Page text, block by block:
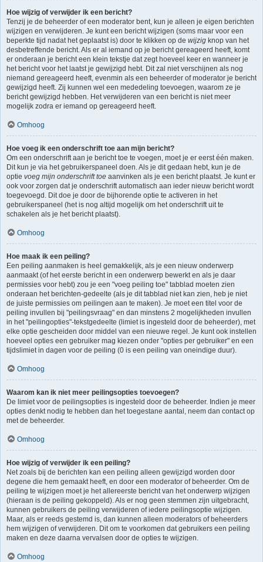
Hoe wijzig of verwijder ik een bericht?
Tenzij je de beheerder of een moderator bent, kun je alleen je eigen berichten
wijzigen en verwijderen. Je kunt een bericht wijzigen (soms maar voor een
beperkte tijd nadat het geplaatst is) door te klikken op de wijzig knop van het
desbetreffende bericht. Als er al iemand op je bericht gereageerd heeft, komt
er onderaan je bericht een klein tekstje dat zegt hoeveel keer en wanneer je
het bericht voor het laatst je gewijzigd hebt. Dit zal niet verschijnen als nog
niemand gereageerd heeft, evenmin als een beheerder of moderator je bericht
gewijzigd heeft. Zij kunnen wel een mededeling toevoegen, waarom ze je
bericht gewijzigd hebben. Het verwijderen van een bericht is niet meer
mogelijk zodra er iemand op gereageerd heeft.
Omhoog
Hoe voeg ik een onderschrift toe aan mijn bericht?
Om een onderschrift aan je bericht toe te voegen, moet je er eerst één maken.
Dit kun je via het gebruikerspaneel doen. Als je dit gedaan hebt, kun je de
optie voeg mijn onderschrift toe aanvinken als je een bericht plaatst. Je kunt er
ook voor zorgen dat je onderschrift automatisch aan ieder nieuw bericht wordt
toegevoegd. Dit doe je door de bijhorende optie te activeren in het
gebruikerspaneel (het is nog altijd mogelijk om het onderschrift uit te
schakelen als je het bericht plaatst).
Omhoog
Hoe maak ik een peiling?
Een peiling aanmaken is heel gemakkelijk, als je een nieuw onderwerp
aanmaakt (of het eerste bericht in een onderwerp bewerkt en als je daar
permissies voor hebt) zou je een "voeg peiling toe" tabblad moeten zien
onderaan het berichten-gedeelte (als je dit tabblad niet kan zien, heb je niet
de juiste permissies om peilingen aan te maken). Je moet een titel voor de
peiling invullen bij "peilingsvraag" en dan minstens 2 mogelijkheden invullen
in het "peilingopties"-tekstgedeelte (limiet is ingesteld door de beheerder), met
elke optie gescheiden door middel van een nieuwe regel. Je kunt ook instellen
hoeveel opties een gebruiker mag kiezen onder "opties per gebruiker" en een
tijdslimiet in dagen voor de peiling (0 is een peiling van oneindige duur).
Omhoog
Waarom kan ik niet meer peilingsopties toevoegen?
De limiet voor de peilingsopties is ingesteld door de beheerder. Indien je meer
opties denkt nodig te hebben dan het toegestane aantal, neem dan contact op
met de beheerder.
Omhoog
Hoe wijzig of verwijder ik een peiling?
Net zoals bij de berichten kan een peiling alleen gewijzigd worden door
degene die hem gemaakt heeft, en door een moderator of beheerder. Om de
peiling te wijzigen moet je het allereerste bericht van het onderwerp wijzigen
(hieraan is de peiling gekoppeld). Als er nog geen stemmen zijn uitgebracht,
kunnen gebruikers de peiling verwijderen of iedere peilingsoptie wijzigen.
Maar, als er reeds gestemd is, dan kunnen alleen moderators of beheerders
hem wijzigen of verwijderen. Dit om te voorkomen dat gebruikers een peiling
maken en deze daarna vervalsen door de opties te wijzigen.
Omhoog